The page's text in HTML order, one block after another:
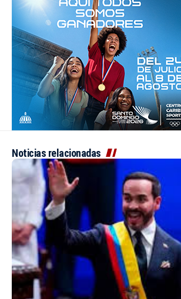
Noticias relacionadas